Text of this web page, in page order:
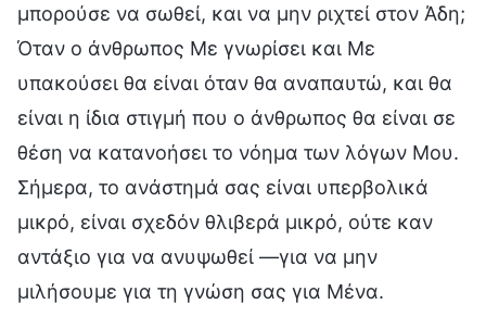
μπορούσε να σωθεί, και να μην ριχτεί στον Άδη;
Όταν ο άνθρωπος Με γνωρίσει και Με
υπακούσει θα είναι όταν θα αναπαυτώ, και θα
είναι η ίδια στιγμή που ο άνθρωπος θα είναι σε
θέση να κατανοήσει το νόημα των λόγων Μου.
Σήμερα, το ανάστημά σας είναι υπερβολικά
μικρό, είναι σχεδόν θλιβερά μικρό, ούτε καν
αντάξιο για να ανυψωθεί —για να μην
μιλήσουμε για τη γνώση σας για Μένα.